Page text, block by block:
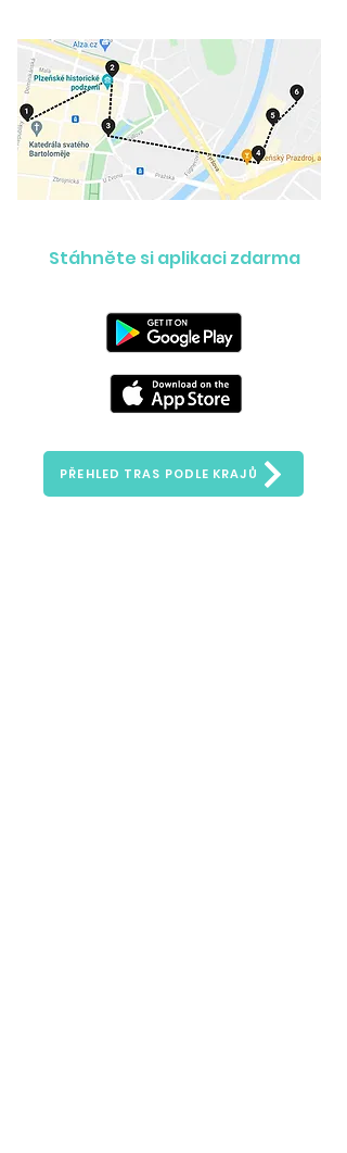
Stáhněte si aplikaci zdarma
PŘEHLED TRAS PODLE KRAJŮ